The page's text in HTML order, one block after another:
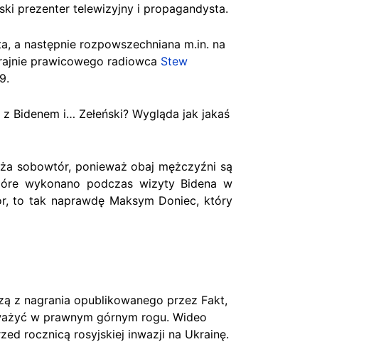
prezenter telewizyjny i propagandysta.
a następnie rozpowszechniana m.in. na
prawicowego radiowca Stew
z Bidenem i… Zełeński? Wygląda jak jakaś
sobowtór, ponieważ obaj mężczyźni są
wykonano podczas wizyty Bidena w
to tak naprawdę Maksym Doniec, który
z nagrania opublikowanego przez Fakt,
w prawnym górnym rogu. Wideo
rocznicą rosyjskiej inwazji na Ukrainę.